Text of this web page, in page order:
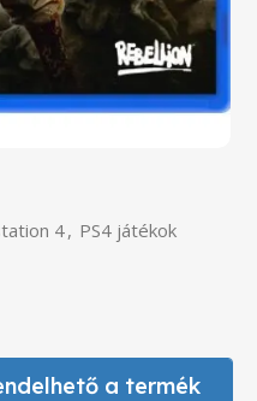
4, PS4 játékok
a termék